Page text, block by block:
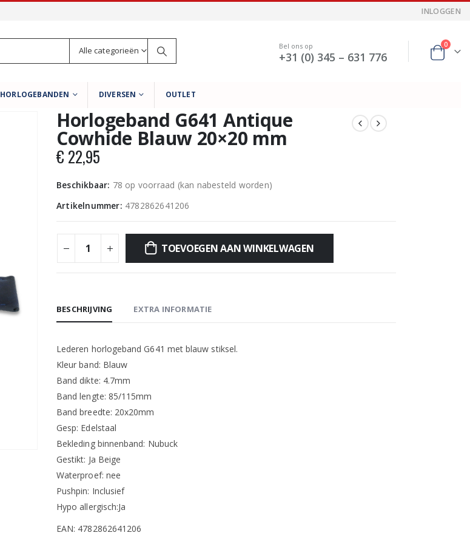
INLOGGEN
Alle categorieën Bel ons op
+31 (0) 345 – 631 776
0
HORLOGEBANDEN DIVERSEN OUTLET
Horlogeband G641 Antique
Cowhide Blauw 20×20 mm
€ 22,95
Beschikbaar: 78 op voorraad (kan nabesteld worden)
Artikelnummer: 4782862641206
TOEVOEGEN AAN WINKELWAGEN
BESCHRIJVING EXTRA INFORMATIE
Lederen horlogeband G641 met blauw stiksel.
Kleur band: Blauw
Band dikte: 4.7mm
Band lengte: 85/115mm
Band breedte: 20x20mm
Gesp: Edelstaal
Bekleding binnenband: Nubuck
Gestikt: Ja Beige
Waterproef: nee
Pushpin: Inclusief
Hypo allergisch:Ja
EAN: 4782862641206